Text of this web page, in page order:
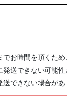
お時間を頂くた
送できない可能
できない場合が